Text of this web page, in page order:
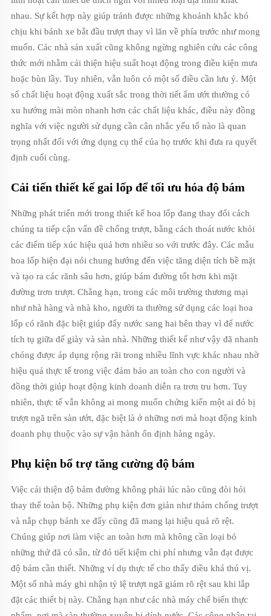
nhau. Sự kết hợp này giúp tránh được những khoảnh khắc khó
chịu khi bánh xe bắt đầu trượt thay vì lăn về phía trước như mong
muốn. Các nhà sản xuất cũng không ngừng nghiên cứu các công
thức mới nhằm cải thiện hiệu suất hoạt động trong điều kiện mưa
hoặc bùn lầy. Tuy nhiên, vẫn luôn có một số điều cần lưu ý. Một
số chất liệu hoạt động xuất sắc trong thời tiết ẩm ướt thường có
xu hướng mài mòn nhanh hơn các chất liệu khác, điều này đồng
nghĩa với việc người sử dụng cần cân nhắc yếu tố nào là quan
trọng nhất đối với ứng dụng cụ thể của họ trước khi đưa ra quyết
định cuối cùng.
Cải tiến thiết kế gai lốp để tối ưu hóa độ bám
Những phát triển mới trong thiết kế hoa lốp đang thay đổi cách
chúng ta tiếp cận vấn đề chống trượt, bằng cách thoát nước khỏi
các điểm tiếp xúc hiệu quả hơn nhiều so với trước đây. Các mẫu
hoa lốp hiện đại nói chung hướng đến việc tăng diện tích bề mặt
và tạo ra các rãnh sâu hơn, giúp bám đường tốt hơn khi mặt
đường trơn trượt. Chẳng hạn, trong các môi trường thương mại
như nhà hàng và nhà kho, người ta thường sử dụng các loại hoa
lốp có rãnh đặc biệt giúp đẩy nước sang hai bên thay vì để nước
tích tụ giữa đế giày và sàn nhà. Những thiết kế như vậy đã nhanh
chóng được áp dụng rộng rãi trong nhiều lĩnh vực khác nhau nhờ
hiệu quả thực tế trong việc đảm bảo an toàn cho con người và
đồng thời giúp hoạt động kinh doanh diễn ra trơn tru hơn. Tuy
nhiên, thực tế vẫn không ai mong muốn chứng kiến một ai đó bị
trượt ngã trên sàn ướt, đặc biệt là ở những nơi mà hoạt động kinh
doanh phụ thuộc vào sự vận hành ổn định hàng ngày.
Phụ kiện bổ trợ tăng cường độ bám
Việc cải thiện độ bám đường không phải lúc nào cũng đòi hỏi
thay thế toàn bộ. Những phụ kiện đơn giản như thảm chống trượt
và nắp chụp bánh xe đẩy cũng đã mang lại hiệu quả rõ rệt.
Chúng giúp nơi làm việc an toàn hơn mà không cần loại bỏ
những thứ đã có sẵn, từ đó tiết kiệm chi phí nhưng vẫn đạt được
độ bám cần thiết. Những ví dụ thực tế cho thấy điều khá thú vị.
Một số nhà máy ghi nhận tỷ lệ trượt ngã giảm rõ rệt sau khi lắp
đặt các thiết bị này. Chẳng hạn như các nhà máy chế biến thực